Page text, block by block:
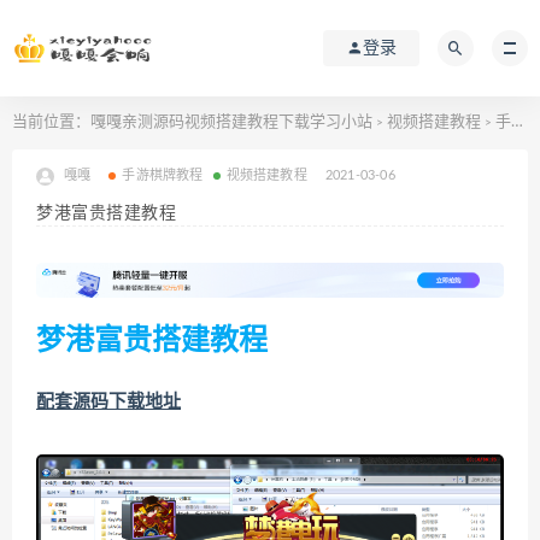
登录
当前位置： 嘎嘎亲测源码视频搭建教程下载学习小站 > 视频搭建教程 > 手游棋牌教程
嘎嘎 手游棋牌教程 视频搭建教程 2021-03-06
梦港富贵搭建教程
梦港富贵搭建教程
配套源码下载地址